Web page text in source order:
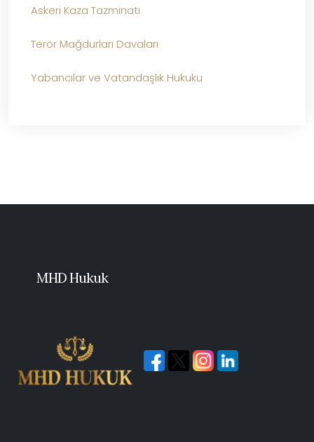
Askeri Kaza Tazminatı
Terör Mağdurları Davaları
Yabancılar ve Vatandaşlık Hukuku
MHD Hukuk